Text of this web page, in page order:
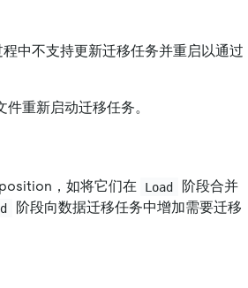
中不支持更新迁移任务并重启以通过
重新启动迁移任务。
，如将它们在 Load
阶段合并
阶段向数据迁移任务中增加需要迁移